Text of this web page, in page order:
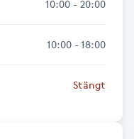
10:00 - 20:00
10:00 - 18:00
Stängt